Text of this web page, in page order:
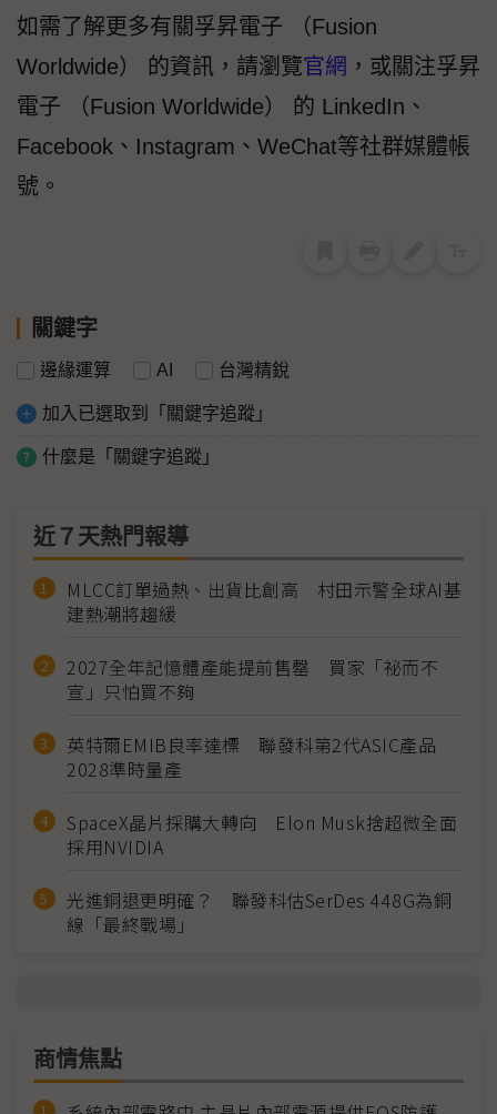
如需了解更多有關孚昇電子 （Fusion
Worldwide） 的資訊，請瀏覽官網 ，或關注孚昇
電子 （Fusion Worldwide） 的 LinkedIn、
Facebook、Instagram、WeChat等社群媒體帳
號。
關鍵字
邊緣運算 AI 台灣精銳
加入已選取到「關鍵字追蹤」
什麼是「關鍵字追蹤」
近７天熱門報導
MLCC訂單過熱、出貨比創高 村田示警全球AI基
建熱潮將趨緩
2027全年記憶體產能提前售罄 買家「祕而不
宣」只怕買不夠
英特爾EMIB良率達標 聯發科第2代ASIC產品
2028準時量產
SpaceX晶片採購大轉向 Elon Musk捨超微全面
採用NVIDIA
光進銅退更明確？ 聯發科估SerDes 448G為銅
線「最終戰場」
商情焦點